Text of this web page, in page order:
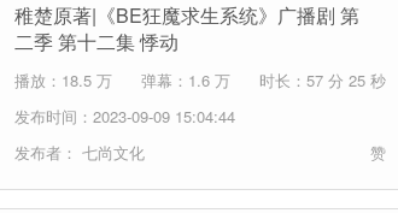
稚楚原著|《BE狂魔求生系统》广播剧 第
二季 第十二集 悸动
播放：18.5 万 弹幕：1.6 万
时长：57 分 25 秒
发布时间：2023-09-09 15:04:44
发布者： 七尚文化 赞